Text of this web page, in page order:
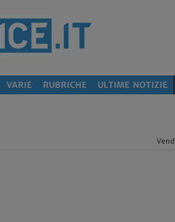
VARIE RUBRICHE ULTIME NOTIZIE